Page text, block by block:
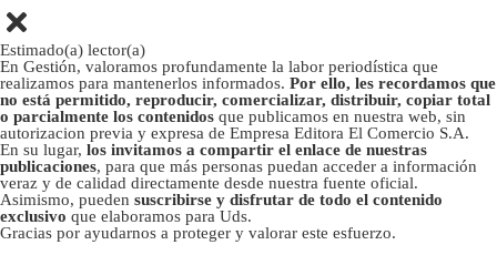
Estimado(a) lector(a)
En Gestión, valoramos profundamente la labor periodística que
realizamos para mantenerlos informados. Por ello, les recordamos que
no está permitido, reproducir, comercializar, distribuir, copiar total
o parcialmente los contenidos que publicamos en nuestra web, sin
autorizacion previa y expresa de Empresa Editora El Comercio S.A.
En su lugar, los invitamos a compartir el enlace de nuestras
publicaciones, para que más personas puedan acceder a información
veraz y de calidad directamente desde nuestra fuente oficial.
Asimismo, pueden suscribirse y disfrutar de todo el contenido
exclusivo que elaboramos para Uds.
Gracias por ayudarnos a proteger y valorar este esfuerzo.